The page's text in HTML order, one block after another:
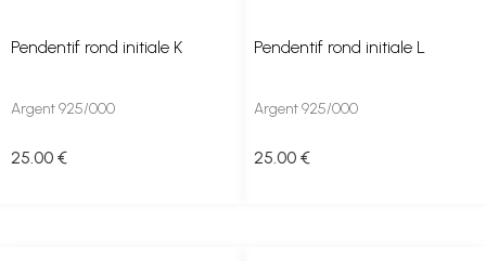
Pendentif rond initiale K
Argent 925/000
25 .00 €
Pendentif rond initiale L
Argent 925/000
25 .00 €